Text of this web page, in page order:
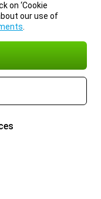
on ‘Cookie
our use of